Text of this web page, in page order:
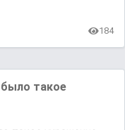
184
такое